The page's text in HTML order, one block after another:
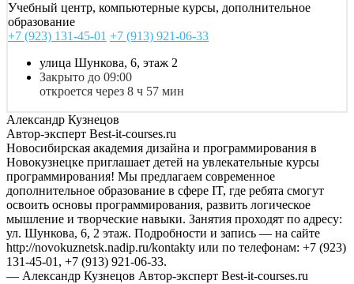
Учебный центр, компьютерные курсы, дополнительное
образование
+7 (923) 131-45-01 +7 (913) 921-06-33
улица Шункова, 6, этаж 2
Закрыто до 09:00
откроется через 8 ч 57 мин
Александр Кузнецов
Автор-эксперт Best-it-courses.ru
Новосибирская академия дизайна и программирования в
Новокузнецке приглашает детей на увлекательные курсы
программирования! Мы предлагаем современное
дополнительное образование в сфере IT, где ребята смогут
освоить основы программирования, развить логическое
мышление и творческие навыки. Занятия проходят по адресу:
ул. Шункова, 6, 2 этаж. Подробности и запись — на сайте
http://novokuznetsk.nadip.ru/kontakty или по телефонам: +7 (923)
131-45-01, +7 (913) 921-06-33.
— Александр Кузнецов Автор-эксперт Best-it-courses.ru